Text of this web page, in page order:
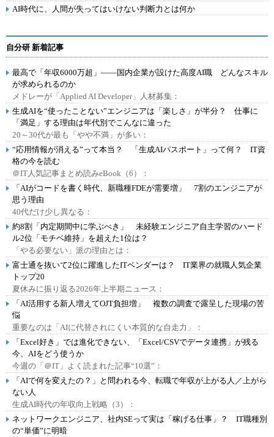
AI時代に、人間が失ってはいけない判断力とは何か
自分研 新着記事
最高で「年収6000万超」――国内企業が設けた高度AI職 どんなスキル
が求められるのか
メドレーが「Applied AI Developer」人材募集：
生成AIを“使ったことない”エンジニアは「楽しさ」が半分？ 仕事に
「満足」する理由は年代別でこんなに違った
20～30代が最も「やや不満」が多い：
“応用情報が消える”って本当？ 「生成AIパスポート」って何？ IT資
格の今を読む
＠IT人気記事まとめ読みeBook（6）：
「AIがコードを書く時代、新職種FDEが需要増」 7割のエンジニアが
思う理由
40代だけ少し異なる：
約8割「内定期間中に学ぶべき」 未経験エンジニア自主学習のハード
ル2位「モチベ維持」を超えた1位は？
「やる必要ない」派の理由とは：
富士通を抜いて2位に躍進したITベンダーは？ IT業界の就職人気企業
トップ20
夏休みに振り返る2026年上半期ニュース：
「AI活用する新人増えてOJT負担増」 複数の調査で露呈した現場の苦
悩
重要なのは「AIに代替されにくい本質的な自走力」：
「Excel好き」では進化できない、「Excel/CSVでデータ連携」が残る
今、AIをどう使うか
今週の「＠IT」よく読まれた記事“10選”：
「AIで何を変えたの？」と問われる今、転職で年収が上がる人／上がら
ない人
生成AI時代の年収向上戦略（3）：
ネットワークエンジニア、社内SEって実は「稼げる仕事」？ IT職種別
の“単価”に明暗